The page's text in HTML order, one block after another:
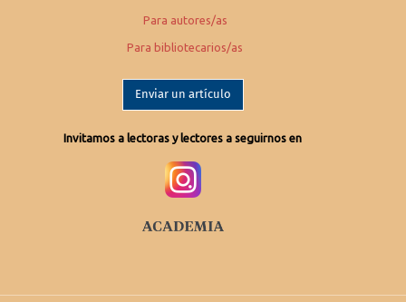
Para autores/as
Para bibliotecarios/as
Enviar un artículo
Invitamos a lectoras y lectores a seguirnos en